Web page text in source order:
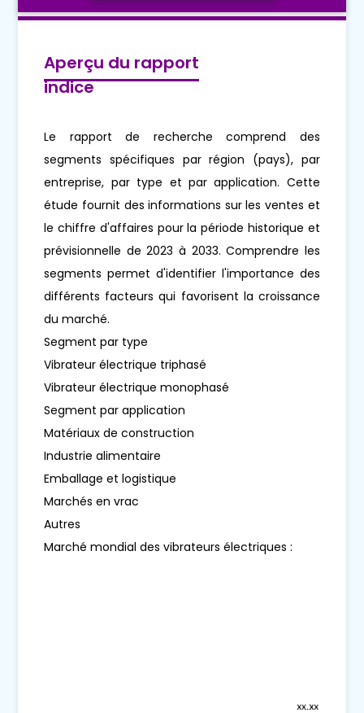
Aperçu du rapport
indice
Le rapport de recherche comprend des
segments spécifiques par région (pays), par
entreprise, par type et par application. Cette
étude fournit des informations sur les ventes et
le chiffre d'affaires pour la période historique et
prévisionnelle de 2023 à 2033. Comprendre les
segments permet d'identifier l'importance des
différents facteurs qui favorisent la croissance
du marché.
Segment par type
Vibrateur électrique triphasé
Vibrateur électrique monophasé
Segment par application
Matériaux de construction
Industrie alimentaire
Emballage et logistique
Marchés en vrac
Autres
Marché mondial des vibrateurs électriques :